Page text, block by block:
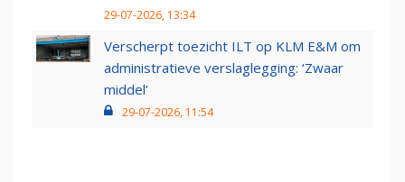
29-07-2026, 13:34
Verscherpt toezicht ILT op KLM E&M om
administratieve verslaglegging: ‘Zwaar
middel’
29-07-2026, 11:54